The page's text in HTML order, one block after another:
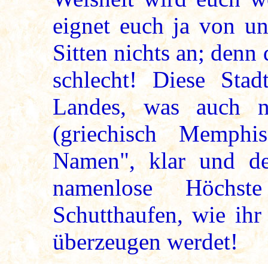
eignet euch ja von
Sitten nichts an; denn
schlecht! Diese
Landes, was auch
(griechisch
Namen", klar und
namenlose
Schutthaufen, wie
überzeugen werdet!